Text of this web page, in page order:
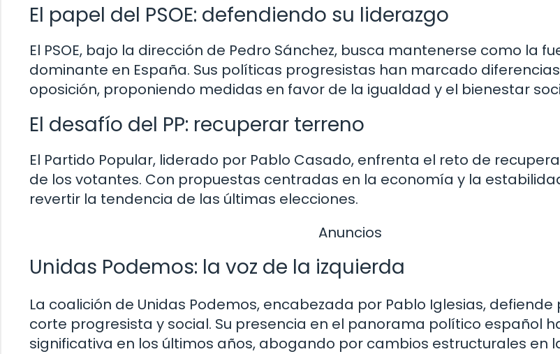
El papel del PSOE: defendiendo su liderazgo
El PSOE, bajo la dirección de Pedro Sánchez, busca mantenerse como la
dominante en España. Sus políticas progresistas han marcado
oposición, proponiendo medidas en favor de la igualdad y el bienestar
El desafío del PP: recuperar terreno
El Partido Popular, liderado por Pablo Casado, enfrenta el reto de
de los votantes. Con propuestas centradas en la economía y la
revertir la tendencia de las últimas elecciones.
Anuncios
Unidas Podemos: la voz de la izquierda
La coalición de Unidas Podemos, encabezada por Pablo Iglesias,
corte progresista y social. Su presencia en el panorama político español
significativa en los últimos años, abogando por cambios estructurales en